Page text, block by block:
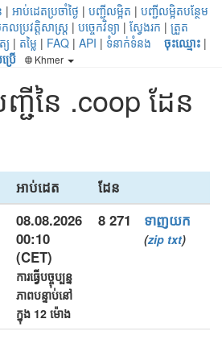
| អាប់ដេតប្រចាំថ្ងៃ | បញ្ជីលម្អិត | បញ្ជីលម្អិតបន្ថែម
លប្រវត្តិសាស្ត្រ | បច្ចេកវិទ្យា | ស្វែងរក | ត្រួត
យ | តម្លៃ | FAQ | API | ទំនាក់ទំនង ចុះឈ្មោះ |
រើ
Khmer
នៃ .coop ដែន
អាប់ដេត
ដែន
08.08.2026
00:10
(CET)
ការធ្វើបច្ចុប្បន្ន
ភាពបន្ទាប់នៅ
ក្នុង 12 ម៉ោង
8 271 ទាញយក
(zip txt)